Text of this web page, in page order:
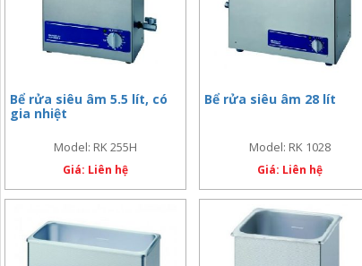
Bể rửa siêu âm 5.5 lít, có
gia nhiệt
Model: RK 255H
Giá: Liên hệ
Bể rửa siêu âm 28 lít
Model: RK 1028
Giá: Liên hệ